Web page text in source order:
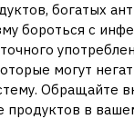
богатых
бороться с
могут
Обращайте
продуктов в